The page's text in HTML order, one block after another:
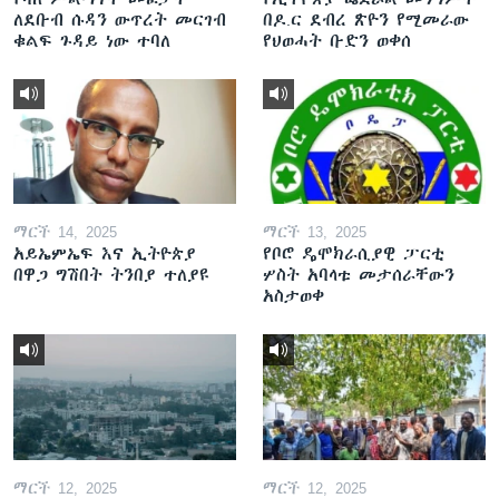
ለደቡብ ሱዳን ውጥረት መርገብ
ቁልፍ ጉዳይ ነው ተባለ
በዶ.ር ደብረ ጽዮን የሚመራው
የህወሓት ቡድን ወቀሰ
ማርች 14, 2025
አይኤምኤፍ እና ኢትዮጵያ
በዋጋ ግሽበት ትንበያ ተለያዩ
ማርች 13, 2025
የቦሮ ዴሞክራሲያዊ ፓርቲ
ሦስት አባላቱ መታሰራቸውን
አስታወቀ
ማርች 12, 2025 ማርች 12, 2025